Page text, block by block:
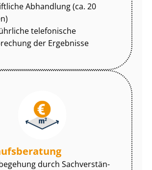
Abhandlung (ca. 20
telefonische
der Ergebnisse
durch Sach­ver­stän­